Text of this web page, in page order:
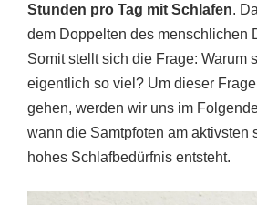
Stunden pro Tag mit Schlafen.
dem Doppelten des menschlichen
Somit stellt sich die Frage: Warum
eigentlich so viel? Um dieser
gehen, werden wir uns im
wann die Samtpfoten am aktivsten
hohes Schlafbedürfnis entsteht.